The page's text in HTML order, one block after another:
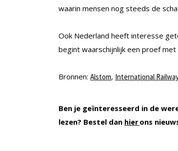
waarin mensen nog steeds de
Ook Nederland heeft interesse
begint waarschijnlijk een proef
Bronnen: Alstom, International
Ben je geïnteresseerd in de
lezen? Bestel dan hier ons